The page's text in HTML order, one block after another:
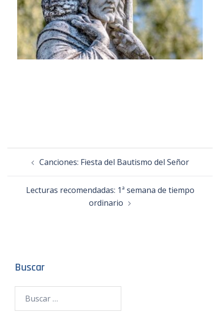
Canciones: Fiesta del Bautismo del Señor
Lecturas recomendadas: 1ª semana de tiempo
ordinario
Buscar